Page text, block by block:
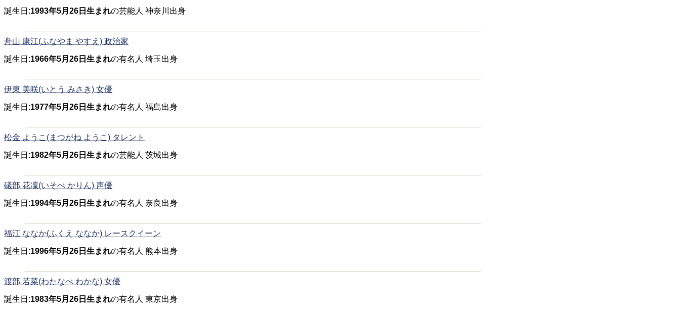
誕生日:1993年5月26日生まれの芸能人 神奈川出身
舟山 康江(ふなやま やすえ) 政治家
誕生日:1966年5月26日生まれの有名人 埼玉出身
伊東 美咲(いとう みさき) 女優
誕生日:1977年5月26日生まれの有名人 福島出身
松金 ようこ(まつがね ようこ) タレント
誕生日:1982年5月26日生まれの芸能人 茨城出身
礒部 花凜(いそべ かりん) 声優
誕生日:1994年5月26日生まれの有名人 奈良出身
福江 ななか(ふくえ ななか) レースクイーン
誕生日:1996年5月26日生まれの有名人 熊本出身
渡部 若菜(わたなべ わかな) 女優
誕生日:1983年5月26日生まれの有名人 東京出身